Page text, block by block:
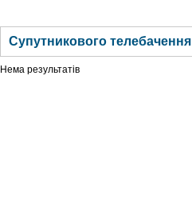
Супутникового телебачення
Нема результатів